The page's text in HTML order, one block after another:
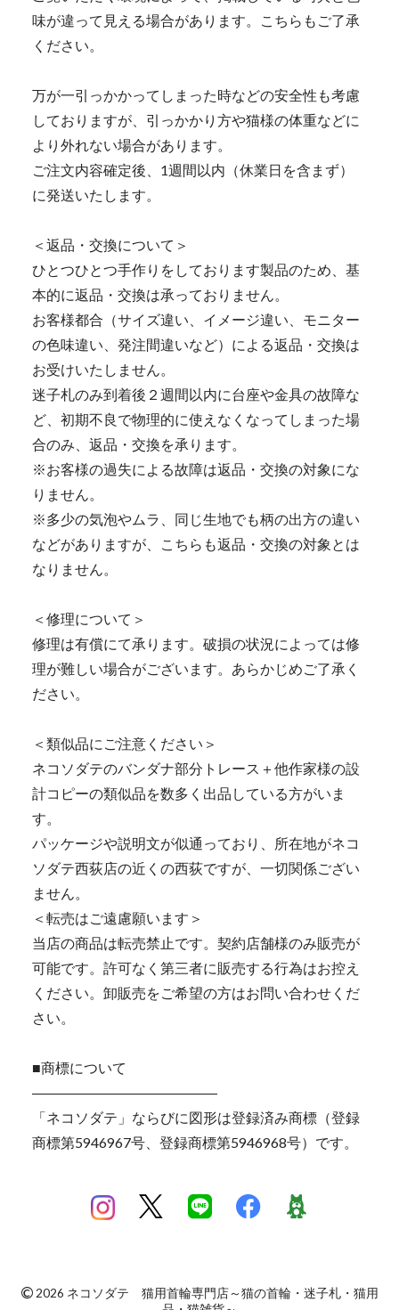
味が違って見える場合があります。こちらもご了承
ください。
万が一引っかかってしまった時などの安全性も考慮
しておりますが、引っかかり方や猫様の体重などに
より外れない場合があります。
ご注文内容確定後、1週間以内（休業日を含まず）
に発送いたします。
＜返品・交換について＞
ひとつひとつ手作りをしております製品のため、基
本的に返品・交換は承っておりません。
お客様都合（サイズ違い、イメージ違い、モニター
の色味違い、発注間違いなど）による返品・交換は
お受けいたしません。
迷子札のみ到着後２週間以内に台座や金具の故障な
ど、初期不良で物理的に使えなくなってしまった場
合のみ、返品・交換を承ります。
※お客様の過失による故障は返品・交換の対象にな
りません。
※多少の気泡やムラ、同じ生地でも柄の出方の違い
などがありますが、こちらも返品・交換の対象とは
なりません。
＜修理について＞
修理は有償にて承ります。破損の状況によっては修
理が難しい場合がございます。あらかじめご了承く
ださい。
＜類似品にご注意ください＞
ネコソダテのバンダナ部分トレース＋他作家様の設
計コピーの類似品を数多く出品している方がいま
す。
パッケージや説明文が似通っており、所在地がネコ
ソダテ西荻店の近くの西荻ですが、一切関係ござい
ません。
＜転売はご遠慮願います＞
当店の商品は転売禁止です。契約店舗様のみ販売が
可能です。許可なく第三者に販売する行為はお控え
ください。卸販売をご希望の方はお問い合わせくだ
さい。
■商標について
―――――――――――――
「ネコソダテ」ならびに図形は登録済み商標（登録
商標第5946967号、登録商標第5946968号）です。
©2026 ネコソダテ 猫用首輪専門店～猫の首輪・迷子札・猫用